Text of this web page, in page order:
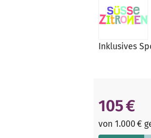
Inklusives
105 €
von 1.000 €